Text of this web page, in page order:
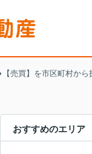
【売買】を市区町村から
おすすめのエリア